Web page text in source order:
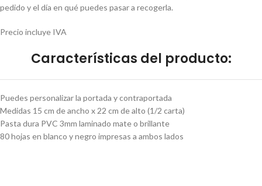
pedido y el día en qué puedes pasar a recogerla.
Precio incluye IVA
Características del producto:
Puedes personalizar la portada y contraportada
Medidas 15 cm de ancho x 22 cm de alto (1/2 carta)
Pasta dura PVC 3mm laminado mate o brillante
80 hojas en blanco y negro impresas a ambos lados